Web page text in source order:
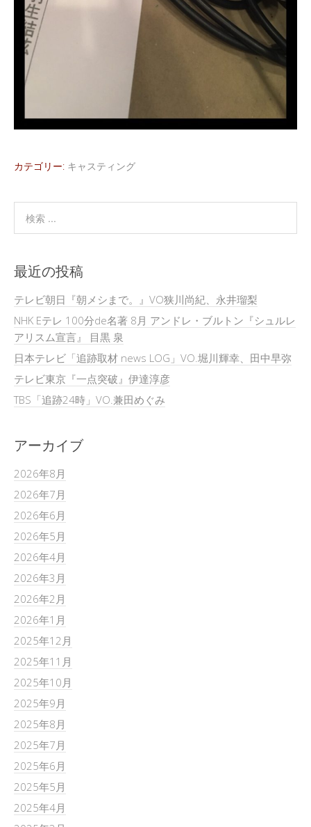
カテゴリー: キャスティング
最近の投稿
テレビ朝日『朝メシまで。』VO狭川尚紀、永井瑠梨
NHK Eテレ 100分de名著 8月 アンドレ・ブルトン『シュルレ
アリスム宣言』 目黒 泉
日本テレビ「追跡取材 news LOG」VO.堀川輝幸、田中早弥
テレビ東京『一点突破』伊達淳彦
TBS「追跡24時」VO.兼田めぐみ
アーカイブ
2026年8月
2026年7月
2026年6月
2026年5月
2026年4月
2026年3月
2026年2月
2026年1月
2025年12月
2025年11月
2025年10月
2025年9月
2025年8月
2025年7月
2025年6月
2025年5月
2025年4月